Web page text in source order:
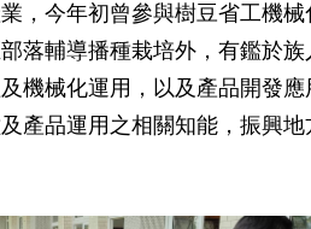
，今年初曾參與樹豆省工機
落輔導播種栽培外，有鑑於
機械化運用，以及產品開發
產品運用之相關知能，振興地